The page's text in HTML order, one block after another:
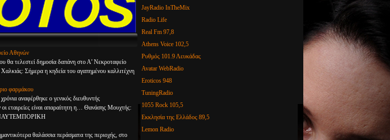
Αθηνών
θα τελεστεί δημοσία δαπάνη στο Α’ Νεκροταφείο
Σήμερα η κηδεία του αγαπημένου καλλιτέχνη
φαρμάκου
αναφέρθηκε ο γενικός διευθυντής
εταιρείες είναι απαραίτητη η… Θανάσης Μουχτής:
- Η ΝΑΥΤΕΜΠΟΡΙΚΗ
θαλάσσια περάσματα της περιοχής, στο
JayRadio InTheMix
Radio Life
Real Fm 97,8
Athens Voice 102,5
Ρυθμός 101.9 Λευκάδας
Avatar WebRadio
Eroticos 948
TuningRadio
1055 Rock 105,5
Εκκλησία της Ελλάδος 89,5
Lemon Radio